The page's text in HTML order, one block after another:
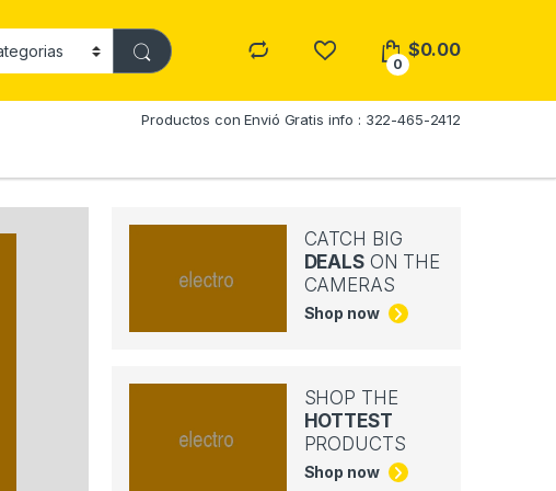
0
$0.00
Productos con Envió Gratis info : 322-465-2412
CATCH BIG
DEALSON THE
CAMERAS
Shop now
SHOP THE
HOTTEST
PRODUCTS
Shop now